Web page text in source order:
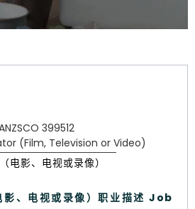
399512
(Film, Television or Video)
电影、电视或录像）
、电视或录像）职业描述 Job